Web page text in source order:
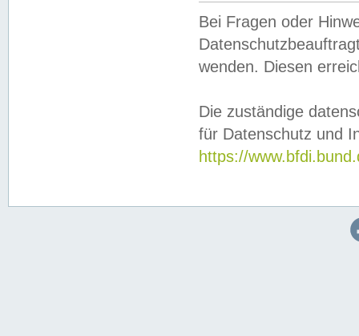
Bei Fragen oder
wenden. Diesen
Die zuständige
für Datenschutz und
https://